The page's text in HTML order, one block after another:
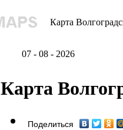
Карта
07 - 08 - 2026
Карта
Поделиться